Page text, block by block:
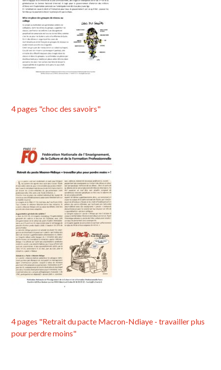
4 pages "choc des savoirs"
4 pages "Retrait du pacte Macron-Ndiaye - travailler plus
pour perdre moins"